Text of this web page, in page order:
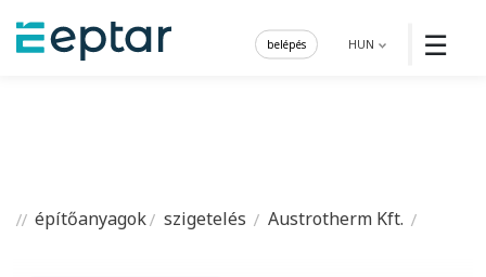
☰
HUN
belépés
építőanyagok szigetelés Austrotherm Kft.